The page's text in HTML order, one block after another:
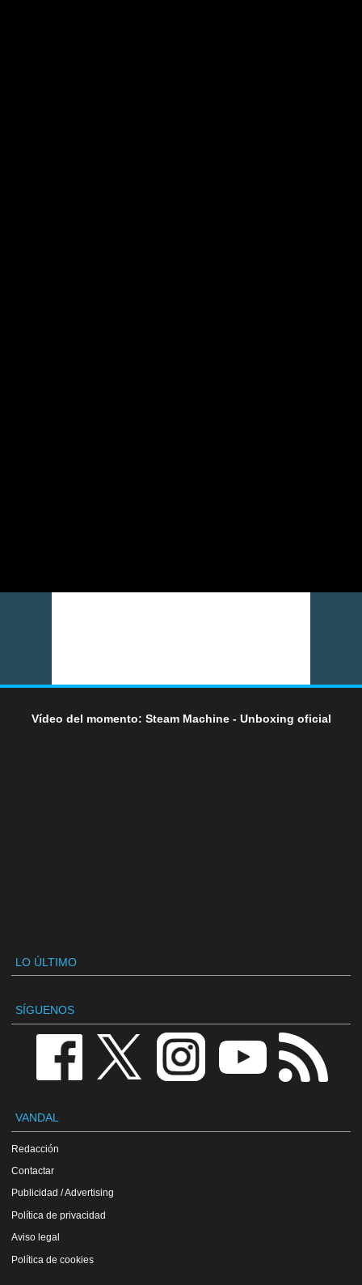
Vídeo del momento: Steam Machine - Unboxing oficial
LO ÚLTIMO
SÍGUENOS
VANDAL
Redacción
Contactar
Publicidad / Advertising
Política de privacidad
Aviso legal
Política de cookies